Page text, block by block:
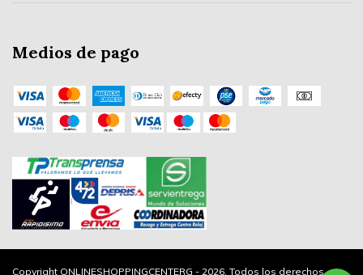
Medios de pago
Copyright ONLINESHOPPINGCENTERG - 2026. Todos los derechos